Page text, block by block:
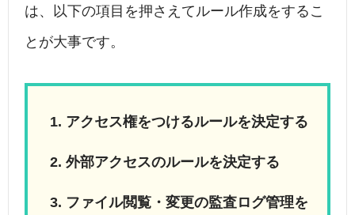
は、以下の項目を押さえてルール作成をするこ
とが大事です。
アクセス権をつけるルールを決定する
外部アクセスのルールを決定する
ファイル閲覧・変更の監査ログ管理を